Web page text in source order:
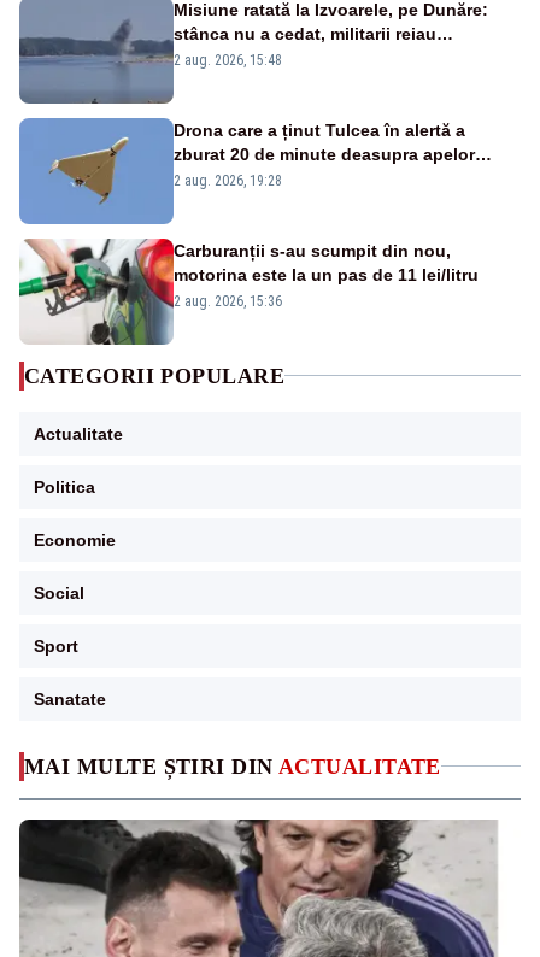
MAI MULTE ȘTIRI DIN ACTUALITATE
Misiune ratată la Izvoarele, pe Dunăre:
stânca nu a cedat, militarii reiau
detonările luni – VIDEO
2 aug. 2026, 15:48
Drona care a ținut Tulcea în alertă a
zburat 20 de minute deasupra apelor
României. Au fost ridicate două F-16
2 aug. 2026, 19:28
Carburanții s-au scumpit din nou,
motorina este la un pas de 11 lei/litru
2 aug. 2026, 15:36
CATEGORII POPULARE
Actualitate
Politica
Economie
Social
Sport
Sanatate